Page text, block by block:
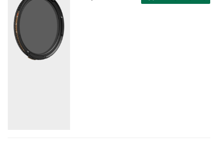
viename supaprastintame sprendime, užtikrinančiame ir
patogumą, ir profesionalaus lygio veikimą. Nesvarbu, ar
fotografuojate, ar filmuojate, šis filtras suteikia lankstumo
ir kūrybinės laisvės, kad galėtumėte pasiekti puikių
rezultatų bet kokiomis sąlygomis.